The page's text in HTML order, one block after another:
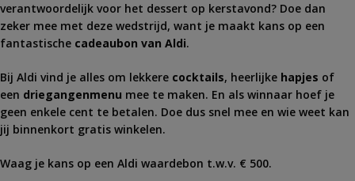
verantwoordelijk voor het dessert op kerstavond? Doe dan
zeker mee met deze wedstrijd, want je maakt kans op een
fantastische cadeaubon van Aldi.
Bij Aldi vind je alles om lekkere cocktails, heerlijke hapjes of
een driegangenmenu mee te maken. En als winnaar hoef je
geen enkele cent te betalen. Doe dus snel mee en wie weet kan
jij binnenkort gratis winkelen.
Waag je kans op een Aldi waardebon t.w.v. € 500.